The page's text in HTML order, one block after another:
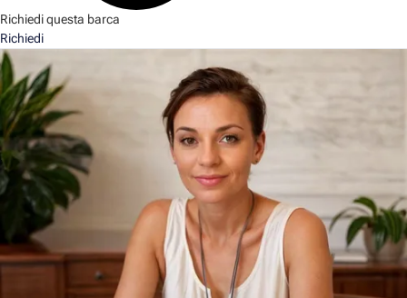
Richiedi questa barca
Richiedi